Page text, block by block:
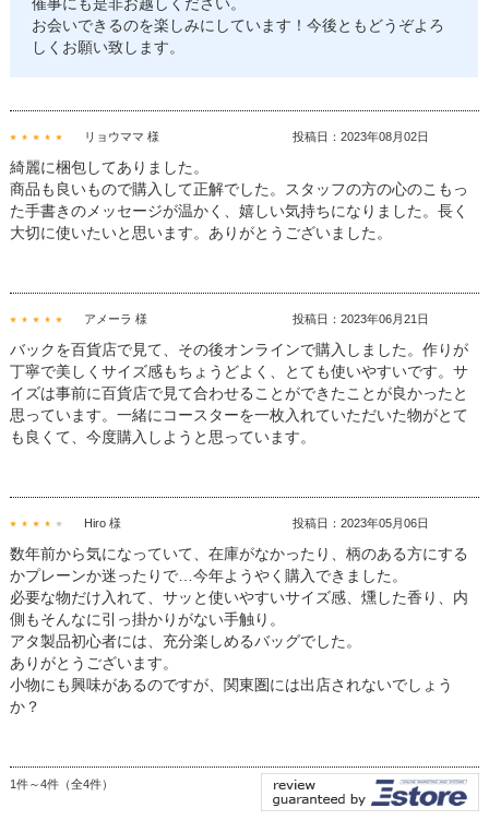
催事にも是非お越しください。
お会いできるのを楽しみにしています！今後ともどうぞよろ
しくお願い致します。
リョウママ 様 投稿日：2023年08月02日
綺麗に梱包してありました。
商品も良いもので購入して正解でした。スタッフの方の心のこもっ
た手書きのメッセージが温かく、嬉しい気持ちになりました。長く
大切に使いたいと思います。ありがとうございました。
アメーラ 様 投稿日：2023年06月21日
バックを百貨店で見て、その後オンラインで購入しました。作りが
丁寧で美しくサイズ感もちょうどよく、とても使いやすいです。サ
イズは事前に百貨店で見て合わせることができたことが良かったと
思っています。一緒にコースターを一枚入れていただいた物がとて
も良くて、今度購入しようと思っています。
Hiro 様 投稿日：2023年05月06日
数年前から気になっていて、在庫がなかったり、柄のある方にする
かプレーンか迷ったりで…今年ようやく購入できました。
必要な物だけ入れて、サッと使いやすいサイズ感、燻した香り、内
側もそんなに引っ掛かりがない手触り。
アタ製品初心者には、充分楽しめるバッグでした。
ありがとうございます。
小物にも興味があるのですが、関東圏には出店されないでしょう
か？
1件～4件（全4件）